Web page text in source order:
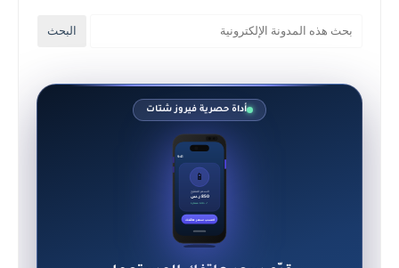
أداة حصرية فيروز شتات
9:41
📱
السعر المقترح
850 ر.س
✓ حالة ممتازة
احسب سعر هاتفك